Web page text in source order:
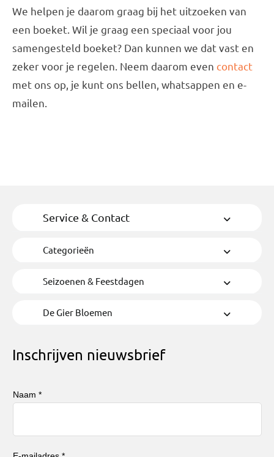
We helpen je daarom graag bij het uitzoeken van
een boeket. Wil je graag een speciaal voor jou
samengesteld boeket? Dan kunnen we dat vast en
zeker voor je regelen. Neem daarom even contact
met ons op, je kunt ons bellen, whatsappen en e-
mailen.
Service & Contact
Categorieën
Seizoenen & Feestdagen
De Gier Bloemen
Inschrijven nieuwsbrief
Naam *